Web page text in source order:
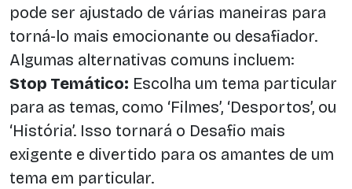
pode ser ajustado de várias maneiras para
torná-lo mais emocionante ou desafiador.
Algumas alternativas comuns incluem:
Stop Temático: Escolha um tema particular
para as temas, como ‘Filmes’, ‘Desportos’, ou
‘História’. Isso tornará o Desafio mais
exigente e divertido para os amantes de um
tema em particular.